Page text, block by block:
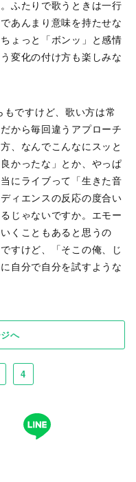
ふたりで歌うときは一行
あんまり意味を持たせな
ょっと「ボンッ」と感情
変化の付け方も楽しみな
ですけど、歌い方は常
から毎回違うアプローチ
、なんでこんなにスッと
かったな」とか、やっぱ
にライブって「生きた音
ィエンスの反応の度合い
じゃないですか。エモー
くこともあると思うの
すけど、「そこの俺、じ
自分で自分を試すような
へ
4